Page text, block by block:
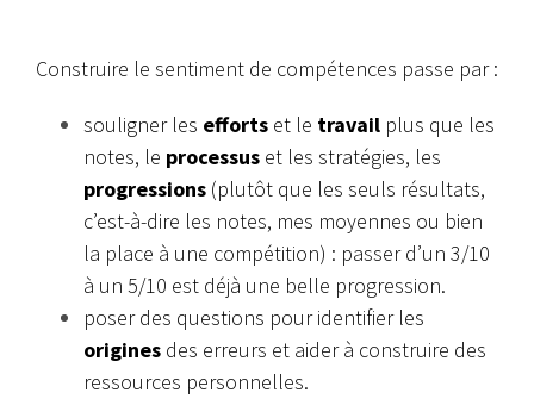
Construire le sentiment de compétences passe par :
souligner les efforts et le travail plus que les
notes, le processus et les stratégies, les
progressions (plutôt que les seuls résultats,
c’est-à-dire les notes, mes moyennes ou bien
la place à une compétition) : passer d’un 3/10
à un 5/10 est déjà une belle progression.
poser des questions pour identifier les
origines des erreurs et aider à construire des
ressources personnelles.